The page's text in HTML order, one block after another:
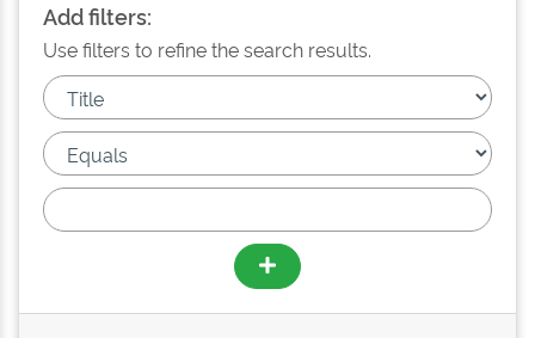
Add filters:
Use filters to refine the search results.